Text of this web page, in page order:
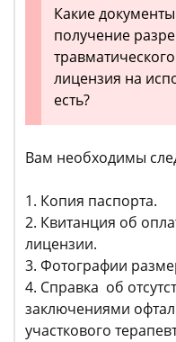
Какие
получение
лицензия на
есть?
Вам необходимы
1. Копия паспорта.
2. Квитанция об
лицензии.
3. Фотографии
4. Справка об
заключениями
участкового